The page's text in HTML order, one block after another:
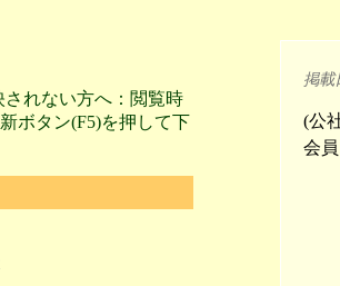
されない方へ：閲覧時
ボタン(F5)を押して下
掲載
(公
会